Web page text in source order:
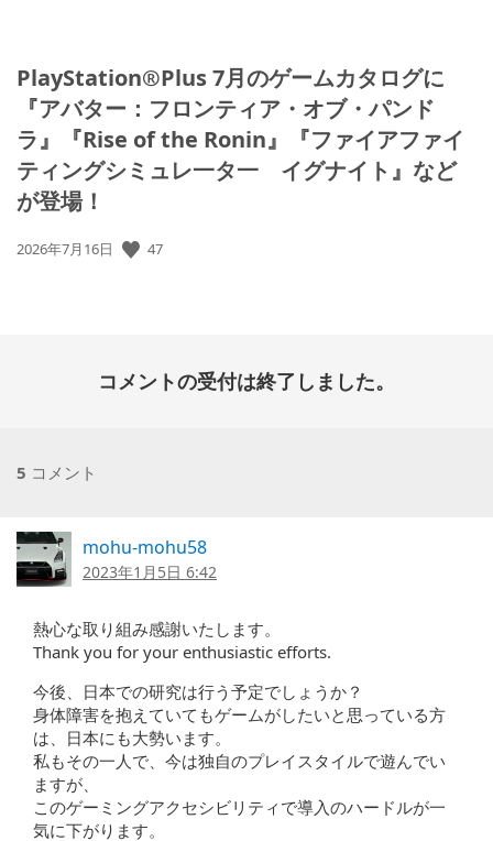
PlayStation®Plus 7月のゲームカタログに
『アバター：フロンティア・オブ・パンド
ラ』『Rise of the Ronin』『ファイアファイ
ティングシミュレ一タ一 イグナイト』など
が登場！
公
2026年7月16日 47
コメントの受付は終了しました。
5 コメント
mohu-mohu58
2023年1月5日 6:42
熱心な取り組み感謝いたします。
Thank you for your enthusiastic efforts.
今後、日本での研究は行う予定でしょうか？
身体障害を抱えていてもゲームがしたいと思っている方
は、日本にも大勢います。
私もその一人で、今は独自のプレイスタイルで遊んでい
ますが、
このゲーミングアクセシビリティで導入のハードルが一
気に下がります。